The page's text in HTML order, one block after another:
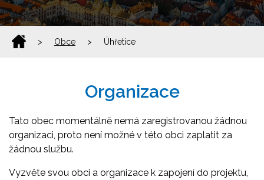
> Obce > Úhřetice
Organizace
Tato obec momentálně nemá zaregistrovanou žádnou
organizaci, proto není možné v této obci zaplatit za
žádnou službu.
Vyzvěte svou obci a organizace k zapojení do projektu,